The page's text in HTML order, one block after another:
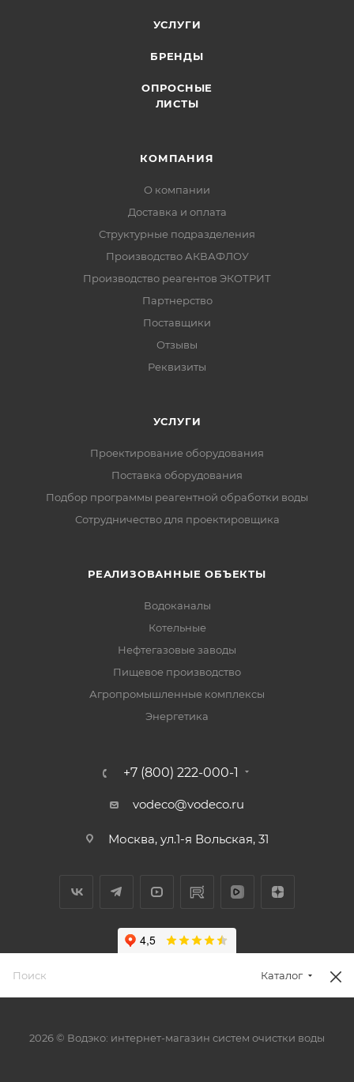
УСЛУГИ
БРЕНДЫ
ОПРОСНЫЕ
ЛИСТЫ
КОМПАНИЯ
О компании
Доставка и оплата
Структурные подразделения
Производство АКВАФЛОУ
Производство реагентов ЭКОТРИТ
Партнерство
Поставщики
Отзывы
Реквизиты
УСЛУГИ
Проектирование оборудования
Поставка оборудования
Подбор программы реагентной обработки воды
Сотрудничество для проектировщика
РЕАЛИЗОВАННЫЕ ОБЪЕКТЫ
Водоканалы
Котельные
Нефтегазовые заводы
Пищевое производство
Агропромышленные комплексы
Энергетика
+7 (800) 222-000-1
vodeco@vodeco.ru
Москва, ул.1-я Вольская, 31
2026 © Водэко: интернет-магазин систем очистки воды
Каталог